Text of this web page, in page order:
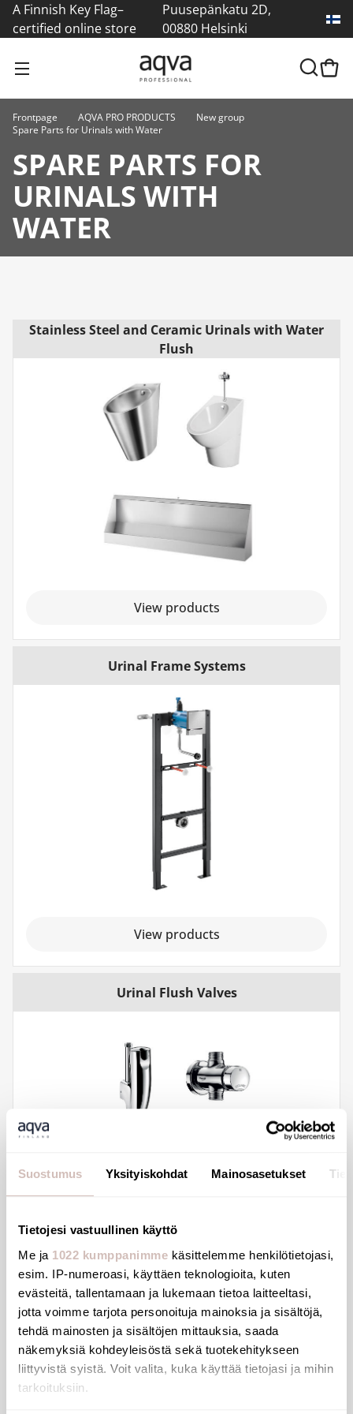
Suostumus Yksityiskohdat Mainosasetukset
Tietojesi vastuullinen käyttö
Me ja 1022 kumppanimme käsittelemme henkilötietojasi,
esim. IP-numeroasi, käyttäen teknologioita, kuten
evästeitä, tallentamaan ja lukemaan tietoa laitteeltasi,
jotta voimme tarjota personoituja mainoksia ja sisältöjä,
tehdä mainosten ja sisältöjen mittauksia, saada
näkemyksiä kohdeyleisöstä sekä tuotekehitykseen
liittyvistä syistä. Voit valita, kuka käyttää tietojasi ja mihin
tarkoituksiin.
A Finnish Key Flag–
certified online store
Puusepänkatu 2D,
00880 Helsinki
Frontpage AQVA PRO PRODUCTS
New group
Spare Parts for Urinals with Water
SPARE PARTS FOR
URINALS WITH
WATER
Stainless Steel and Ceramic Urinals with Water
Flush
View products
Urinal Frame Systems
View products
Urinal Flush Valves
View products
New group